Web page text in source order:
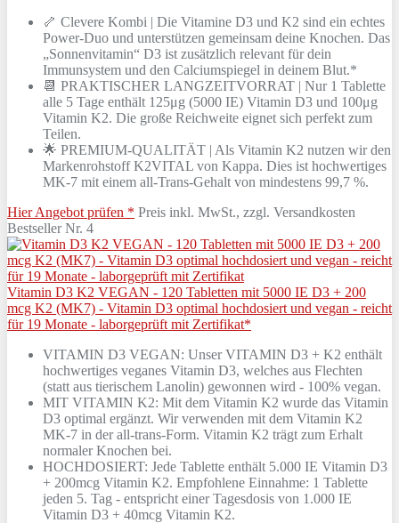
🦴 Clevere Kombi | Die Vitamine D3 und K2 sind ein echtes
Power-Duo und unterstützen gemeinsam deine Knochen. Das
„Sonnenvitamin“ D3 ist zusätzlich relevant für dein
Immunsystem und den Calciumspiegel in deinem Blut.*
📆 PRAKTISCHER LANGZEITVORRAT | Nur 1 Tablette
alle 5 Tage enthält 125μg (5000 IE) Vitamin D3 und 100μg
Vitamin K2. Die große Reichweite eignet sich perfekt zum
Teilen.
🌟 PREMIUM-QUALITÄT | Als Vitamin K2 nutzen wir den
Markenrohstoff K2VITAL von Kappa. Dies ist hochwertiges
MK-7 mit einem all-Trans-Gehalt von mindestens 99,7 %.
Hier Angebot prüfen * Preis inkl. MwSt., zzgl. Versandkosten
Bestseller Nr. 4
Vitamin D3 K2 VEGAN - 120 Tabletten mit 5000 IE D3 + 200
mcg K2 (MK7) - Vitamin D3 optimal hochdosiert und vegan - reicht
für 19 Monate - laborgeprüft mit Zertifikat*
VITAMIN D3 VEGAN: Unser VITAMIN D3 + K2 enthält
hochwertiges veganes Vitamin D3, welches aus Flechten
(statt aus tierischem Lanolin) gewonnen wird - 100% vegan.
MIT VITAMIN K2: Mit dem Vitamin K2 wurde das Vitamin
D3 optimal ergänzt. Wir verwenden mit dem Vitamin K2
MK-7 in der all-trans-Form. Vitamin K2 trägt zum Erhalt
normaler Knochen bei.
HOCHDOSIERT: Jede Tablette enthält 5.000 IE Vitamin D3
+ 200mcg Vitamin K2. Empfohlene Einnahme: 1 Tablette
jeden 5. Tag - entspricht einer Tagesdosis von 1.000 IE
Vitamin D3 + 40mcg Vitamin K2.